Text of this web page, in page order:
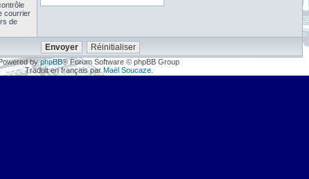
courrier
de
byphpBB® Forum Software © phpBB Group
Traduit en français par Maël Soucaze.